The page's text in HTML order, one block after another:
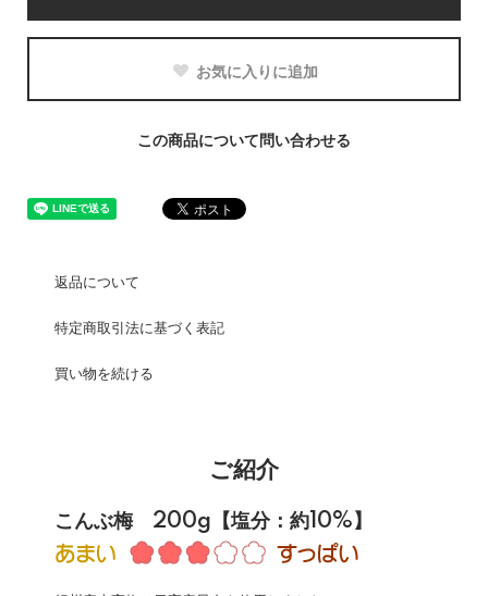
お気に入りに追加
この商品について問い合わせる
返品について
特定商取引法に基づく表記
買い物を続ける
ご紹介
こんぶ梅 200g【塩分：約10%】